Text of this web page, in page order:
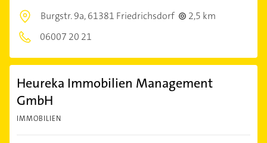
Burgstr. 9a,61381 Friedrichsdorf
2,5 km
06007 20 21
Heureka Immobilien Management
GmbH
IMMOBILIEN